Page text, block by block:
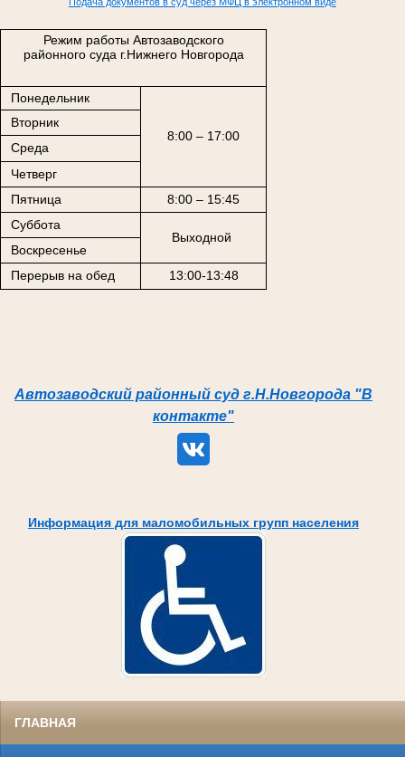
Режим работы Автозаводского
районного суда г.Нижнего Новгорода
Понедельник
8:00 – 17:00
Вторник
Среда
Четверг
Пятница
8:00 – 15:45
Суббота
Выходной
Воскресенье
Перерыв на обед
13:00-13:48
Автозаводский районный суд г.Н.Новгорода "В
контакте"
Информация для маломобильных групп населения
ГЛАВНАЯ